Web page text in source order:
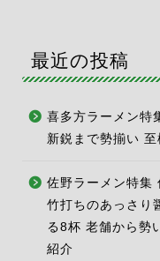
最近の投稿
喜多方ラーメン特
新鋭まで勢揃い
佐野ラーメン特集
竹打ちのあっさり
る8杯 老舗から勢
紹介